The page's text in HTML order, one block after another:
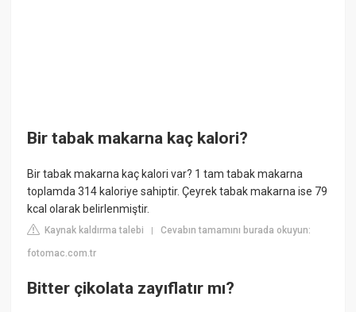
Bir tabak makarna kaç kalori?
Bir tabak makarna kaç kalori var? 1 tam tabak makarna
toplamda 314 kaloriye sahiptir. Çeyrek tabak makarna ise 79
kcal olarak belirlenmiştir.
Kaynak kaldırma talebi |Cevabın tamamını burada okuyun:
fotomac.com.tr
Bitter çikolata zayıflatır mı?